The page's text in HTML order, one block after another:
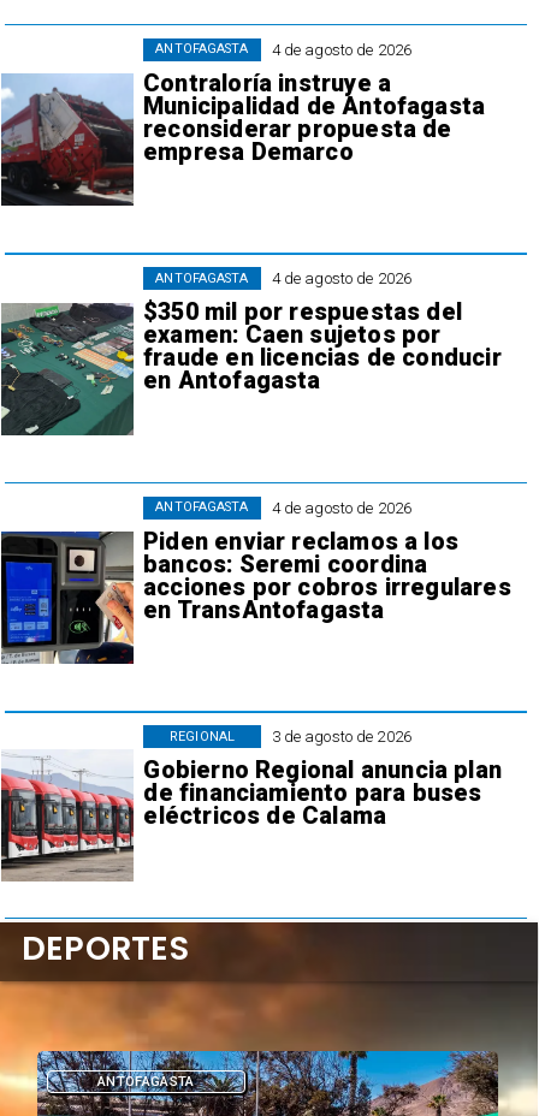
4 de agosto de 2026
Contraloría instruye a
Municipalidad de Antofagasta
reconsiderar propuesta de
empresa Demarco
ANTOFAGASTA
4 de agosto de 2026
$350 mil por respuestas del
examen: Caen sujetos por
fraude en licencias de conducir
en Antofagasta
ANTOFAGASTA
4 de agosto de 2026
Piden enviar reclamos a los
bancos: Seremi coordina
acciones por cobros irregulares
en TransAntofagasta
ANTOFAGASTA
3 de agosto de 2026
Gobierno Regional anuncia plan
de financiamiento para buses
eléctricos de Calama
REGIONAL
ANTOFAGASTA
DEPORTES